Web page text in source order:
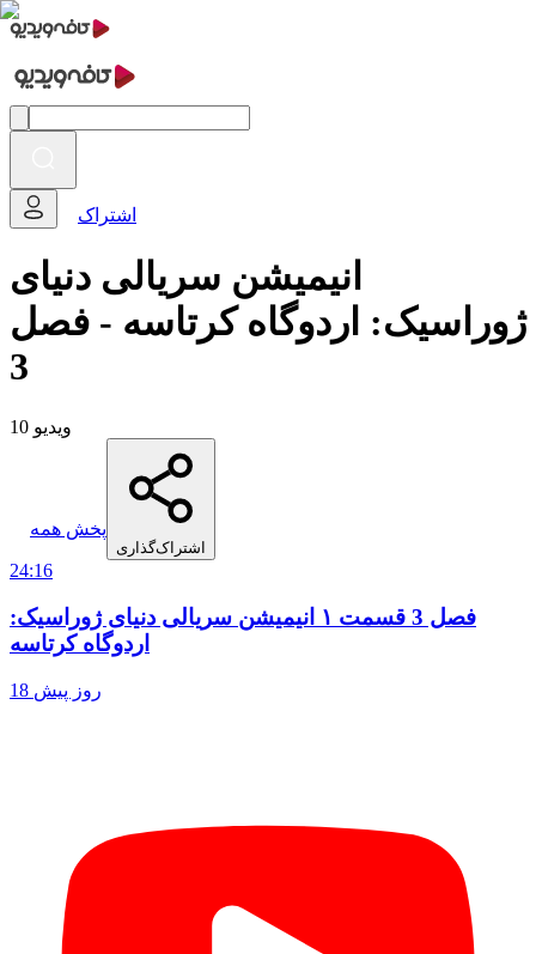
اشتراک
انیمیشن سریالی دنیای
ژوراسیک: اردوگاه کرتاسه - فصل
3
10 ویدیو
پخش همه
اشتراک‌گذاری
24:16
فصل 3 قسمت ۱ انیمیشن سریالی دنیای ژوراسیک:
اردوگاه کرتاسه
18 روز پیش